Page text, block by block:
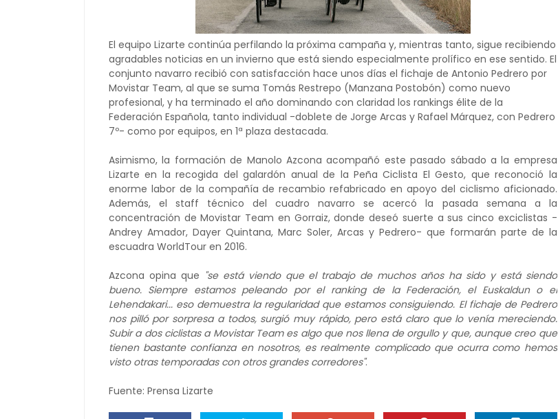
El equipo Lizarte continúa perfilando la próxima campaña y, mientras tanto, sigue recibiendo
agradables noticias en un invierno que está siendo especialmente prolífico en ese sentido. El
conjunto navarro recibió con satisfacción hace unos días el fichaje de Antonio Pedrero por
Movistar Team, al que se suma Tomás Restrepo (Manzana Postobón) como nuevo
profesional, y ha terminado el año dominando con claridad los rankings élite de la
Federación Española, tanto individual -doblete de Jorge Arcas y Rafael Márquez, con Pedrero
7º- como por equipos, en 1ª plaza destacada.
Asimismo, la formación de Manolo Azcona acompañó este pasado sábado a la empresa
Lizarte en la recogida del galardón anual de la Peña Ciclista El Gesto, que reconoció la
enorme labor de la compañía de recambio refabricado en apoyo del ciclismo aficionado.
Además, el staff técnico del cuadro navarrose acercó la pasada semana a la
concentración de Movistar Team en Gorraiz, donde deseó suerte a sus cinco exciclistas -
Andrey Amador, Dayer Quintana, Marc Soler, Arcas y Pedrero- que formarán parte de la
escuadra WorldTour en 2016.
Azcona opina que "se está viendo que el trabajo de muchos años ha sido y está siendo
bueno. Siempre estamos peleando por el ranking de la Federación, el Euskaldun o el
Lehendakari... eso demuestra la regularidad que estamos consiguiendo. El fichaje de Pedrero
nos pilló por sorpresa a todos, surgió muy rápido, pero está claro que lo venía mereciendo.
Subir a dos ciclistas a Movistar Team es algo que nos llena de orgullo y que, aunque creo que
tienen bastante confianza en nosotros, es realmente complicado que ocurra como hemos
visto otras temporadas con otros grandes corredores".
Fuente: Prensa Lizarte